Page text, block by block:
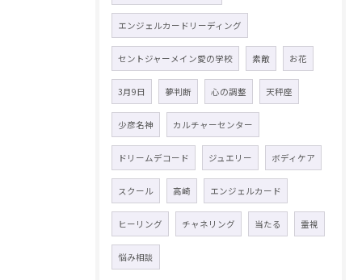
エンジェルカードリーディング
セントジャーメイン愛の学校 素敵 お花
3月9日 夢判断 心の調整 天秤座
少彦名神 カルチャーセンター
ドリームデコード ジュエリー ボディケア
スクール 高崎 エンジェルカード
ヒーリング チャネリング 当たる 霊視
悩み相談